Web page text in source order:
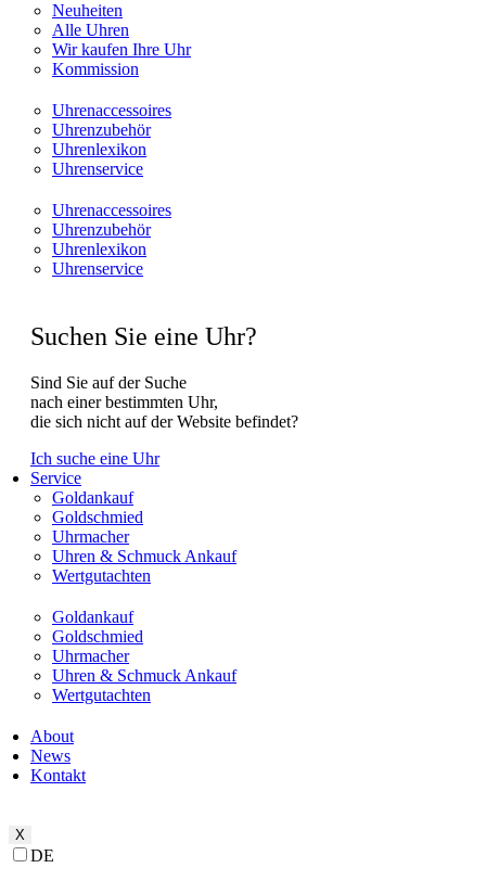
Neuheiten
Alle Uhren
Wir kaufen Ihre Uhr
Kommission
Uhrenaccessoires
Uhrenzubehör
Uhrenlexikon
Uhrenservice
Uhrenaccessoires
Uhrenzubehör
Uhrenlexikon
Uhrenservice
Suchen Sie eine Uhr?
Sind Sie auf der Suche
nach einer bestimmten Uhr,
die sich nicht auf der Website befindet?
Ich suche eine Uhr
Service
Goldankauf
Goldschmied
Uhrmacher
Uhren & Schmuck Ankauf
Wertgutachten
Goldankauf
Goldschmied
Uhrmacher
Uhren & Schmuck Ankauf
Wertgutachten
About
News
Kontakt
X
DE